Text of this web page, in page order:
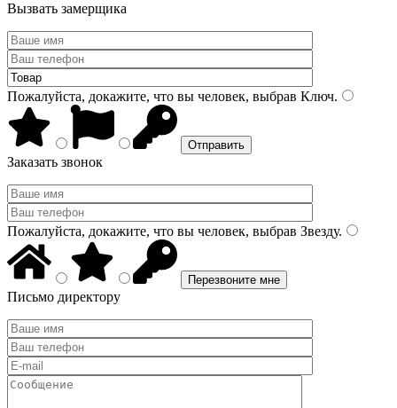
Вызвать замерщика
Пожалуйста, докажите, что вы человек, выбрав Ключ.
Заказать звонок
Пожалуйста, докажите, что вы человек, выбрав Звезду.
Письмо директору